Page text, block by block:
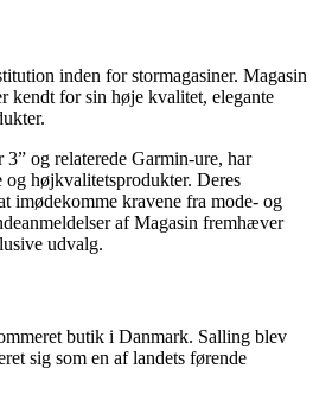
inden for stormagasiner. Magasin
kendt for sin høje kvalitet, elegante
og relaterede Garmin-ure, har
højkvalitetsprodukter. Deres
imødekomme kravene fra mode- og
af Magasin fremhæver
udvalg.
butik i Danmark. Salling blev
sig som en af landets førende